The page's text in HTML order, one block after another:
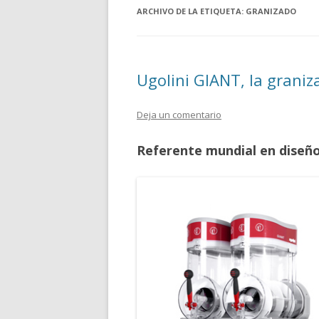
ARCHIVO DE LA ETIQUETA: GRANIZADO
Ugolini GIANT, la
Deja un comentario
Referente mundial en